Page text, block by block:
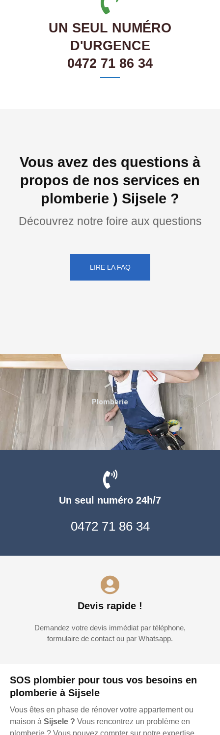
UN SEUL NUMÉRO
D'URGENCE
0472 71 86 34
Vous avez des questions à
propos de nos services en
plomberie ) Sijsele ?
Découvrez notre foire aux questions
LIRE LA FAQ
SOS plombier pour tous vos besoins en
plomberie à Sijsele
Vous êtes en phase de rénover votre appartement ou
maison à Sijsele ? Vous rencontrez un problème en
Un seul numéro 24h/7
0472 71 86 34
Devis rapide !
Demandez votre devis immédiat par téléphone,
formulaire de contact ou par Whatsapp.
Plomberie